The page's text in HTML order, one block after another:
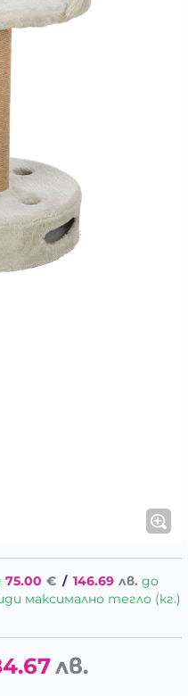
75.00 € / 146.69 лв. до
максимално тегло (кг.)
лв.